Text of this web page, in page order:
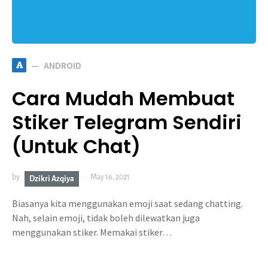
A ANDROID
Cara Mudah Membuat
Stiker Telegram Sendiri
(Untuk Chat)
by Dzikri Azqiya May 16, 2021
Biasanya kita menggunakan emoji saat sedang chatting.
Nah, selain emoji, tidak boleh dilewatkan juga
menggunakan stiker. Memakai stiker…